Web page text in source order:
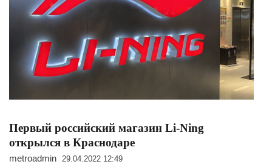
Первый российский магазин Li-Ning
открылся в Краснодаре
metroadmin 29.04.2022 12:49